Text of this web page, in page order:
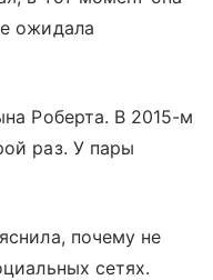
ожидала
Роберта. В 2015-м
раз. У пары
почему не
сетях.